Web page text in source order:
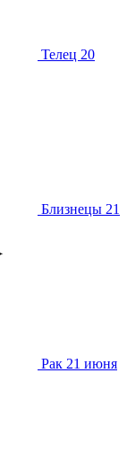
Телец 20
Близнецы 21
Рак 21 июня